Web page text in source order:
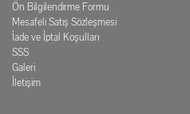
Ön Bilgilendirme Formu
Mesafeli Satış Sözleşmesi
İade ve İptal Koşulları
SSS
Galeri
İletişim